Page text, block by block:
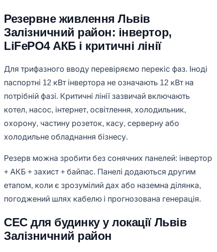
Резервне живлення Львів
Залізничний район: інвертор,
LiFePO4 АКБ і критичні лінії
Для трифазного вводу перевіряємо перекіс фаз. Іноді
паспортні 12 кВт інвертора не означають 12 кВт на
потрібній фазі. Критичні лінії зазвичай включають
котел, насос, інтернет, освітлення, холодильник,
охорону, частину розеток, касу, серверну або
холодильне обладнання бізнесу.
Резерв можна зробити без сонячних панелей: інвертор
+ АКБ + захист + байпас. Панелі додаються другим
етапом, коли є зрозумілий дах або наземна ділянка,
погоджений шлях кабелю і прогнозована генерація.
СЕС для будинку у локації Львів
Залізничний район